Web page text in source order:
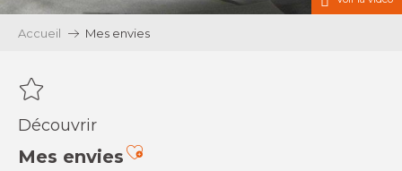
Accueil Mes envies
Découvrir
Mes enviesAjouter aux favoris